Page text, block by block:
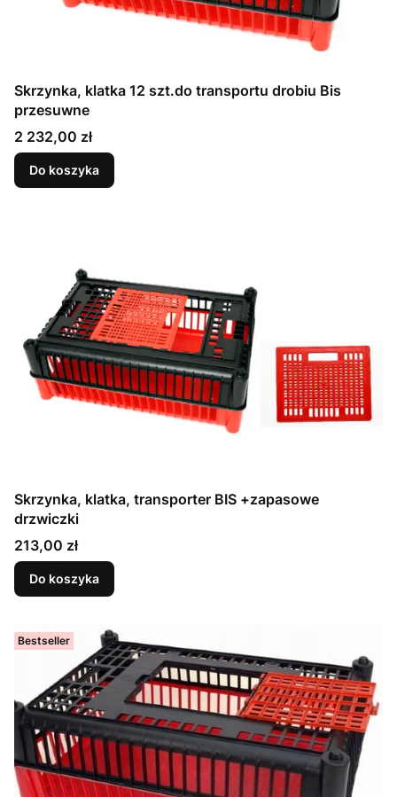
Skrzynka, klatka 12 szt.do transportu drobiu Bis
przesuwne
Cena
2 232,00 zł
Do koszyka
Skrzynka, klatka, transporter BIS +zapasowe
drzwiczki
Cena
213,00 zł
Do koszyka
Bestseller